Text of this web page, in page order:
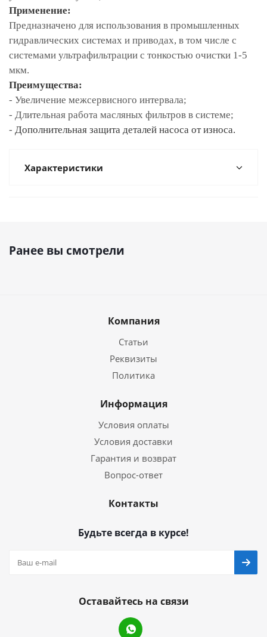
Применение:
Предназначено для использования в промышленных
гидравлических системах и приводах, в том числе с
системами ультрафильтрации с тонкостью очистки 1-5
мкм.
Преимущества:
- Увеличение межсервисного интервала;
- Длительная работа масляных фильтров в системе;
- Дополнительная защита деталей насоса от износа.
Характеристики
Ранее вы смотрели
Компания
Статьи
Реквизиты
Политика
Информация
Условия оплаты
Условия доставки
Гарантия и возврат
Вопрос-ответ
Контакты
Будьте всегда в курсе!
Оставайтесь на связи